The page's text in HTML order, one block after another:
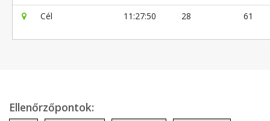
Cél
11:27:50 28 61
Ellenőrzőpontok: